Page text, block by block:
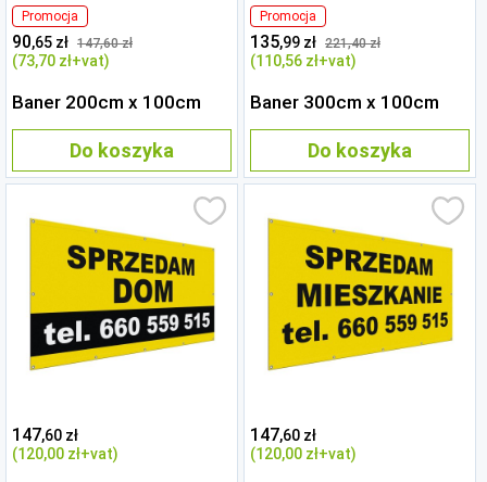
Promocja
90,65 zł 147,60 zł
(73,70 zł+vat)
Baner 200cm x 100cm
Do koszyka
Promocja
135,99 zł 221,40 zł
(110,56 zł+vat)
Baner 300cm x 100cm
Do koszyka
147,60 zł
(120,00 zł+vat)
147,60 zł
(120,00 zł+vat)